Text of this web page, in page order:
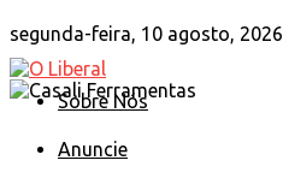
segunda-feira, 10 agosto, 2026
Sobre Nós
Anuncie